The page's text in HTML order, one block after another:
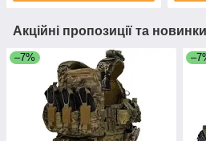
Акційні пропозиції та новинки
–7%